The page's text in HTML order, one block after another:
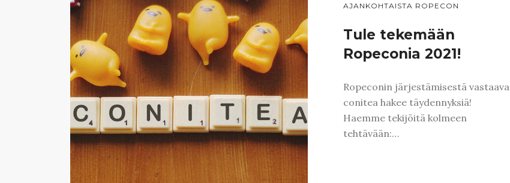
AJANKOHTAISTA ROPECON
Tule tekemään
Ropeconia 2021!
Ropeconin järjestämisestä vastaava
conitea hakee täydennyksiä!
Haemme tekijöitä kolmeen
tehtävään:…